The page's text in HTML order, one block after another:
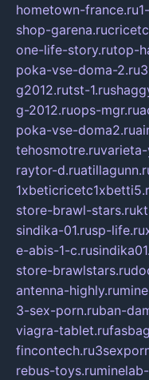
hometown-france.ru
shop-garena.ru
one-life-story.rutop-
poka-vse-doma-2.ru
g2012.rutst-1.ru
g-2012.ruops-mgr.ru
poka-vse-doma2.ru
tehosmotre.ru
raytor-d.ru
store-brawl-stars.ru
sindika-01.rusp-life.ru
e-abis-1-c.ru
store-brawlstars.ru
antenna-highly.ru
3-sex-porn.ruban-
viagra-tablet.ru
fincontech.ru
rebus-toys.ru